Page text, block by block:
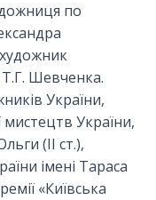
по
Т.Г. Шевченка.
України,
мистецтв України,
(ІІ ст.),
імені Тараса
«Київська